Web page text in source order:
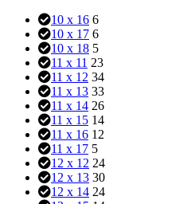
10 x 16 6
10 x 17 6
10 x 18 5
11 x 11 23
11 x 12 34
11 x 13 33
11 x 14 26
11 x 15 14
11 x 16 12
11 x 17 5
12 x 12 24
12 x 13 30
12 x 14 24